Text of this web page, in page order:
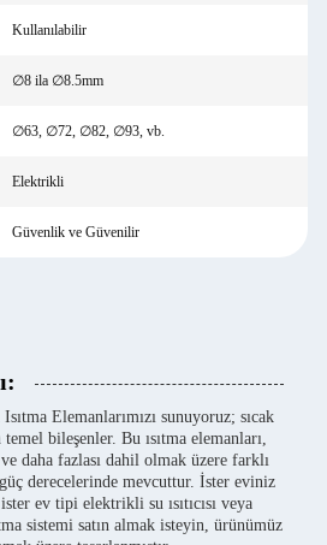
Kullanılabilir
∅8 ila ∅8.5mm
∅63, ∅72, ∅82, ∅93, vb.
Elektrikli
Güvenlik ve Güvenilir
Elemanlarımızı sunuyoruz; sıcak
temel bileşenler. Bu ısıtma elemanları,
daha fazlası dahil olmak üzere farklı
derecelerinde mevcuttur. İster eviniz
ister ev tipi elektrikli su ısıtıcısı veya
sistemi satın almak isteyin, ürünümüz